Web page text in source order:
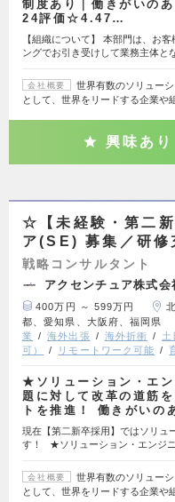
制度あり｜働きがいの
24評価☆4.47…
【組織について】 本部門は、お
ングでお引き受けして業務主体と
会社概要
世界有数のソリュー
として、世界をリードする企業や
興味あり
☆【未経験・第二
ア(SE) 募集／研
戦略コンサルタント
アクセンチュア株式会
400万円 ～ 599万円
都、愛知県、大阪府、福岡県
業
海外出張 海外折衝 土
可）
リモートワーク可能
★ソリューション・エ
題に対して改革の道筋
トを推進！ 働きがいの
現在【第二新卒採用】ではソリュ
す！ ★ソリューション・エンジ
会社概要
世界有数のソリュー
として、世界をリードする企業や